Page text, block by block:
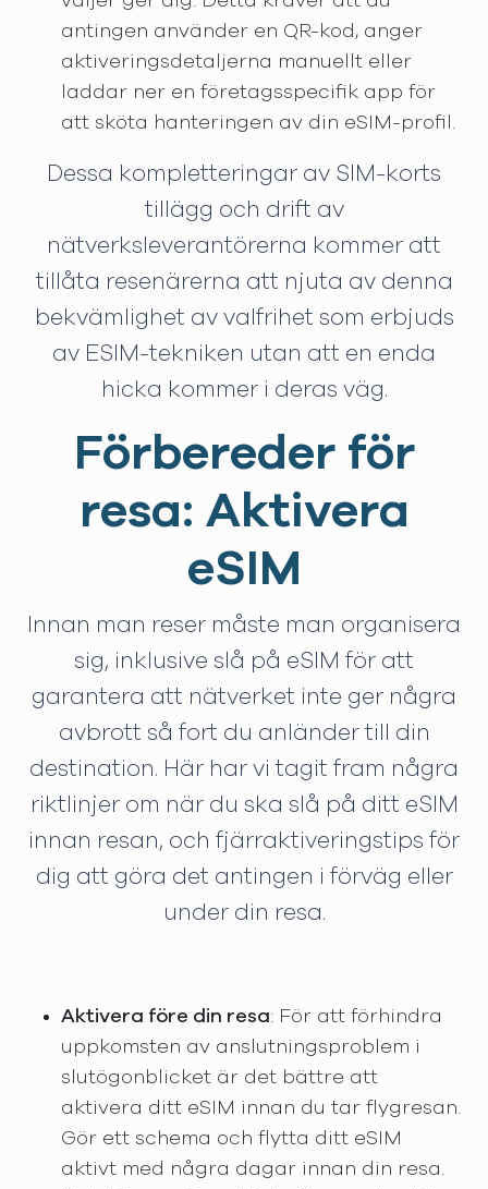
antingen använder en QR-kod, anger
aktiveringsdetaljerna manuellt eller
laddar ner en företagsspecifik app för
att sköta hanteringen av din eSIM-profil.
Dessa kompletteringar av SIM-korts
tillägg och drift av
nätverksleverantörerna kommer att
tillåta resenärerna att njuta av denna
bekvämlighet av valfrihet som erbjuds
av ESIM-tekniken utan att en enda
hicka kommer i deras väg.
Förbereder för
resa: Aktivera
eSIM
Innan man reser måste man organisera
sig, inklusive slå på eSIM för att
garantera att nätverket inte ger några
avbrott så fort du anländer till din
destination. Här har vi tagit fram några
riktlinjer om när du ska slå på ditt eSIM
innan resan, och fjärraktiveringstips för
dig att göra det antingen i förväg eller
under din resa.
Aktivera före din resa: För att förhindra
uppkomsten av anslutningsproblem i
slutögonblicket är det bättre att
aktivera ditt eSIM innan du tar flygresan.
Gör ett schema och flytta ditt eSIM
aktivt med några dagar innan din resa.